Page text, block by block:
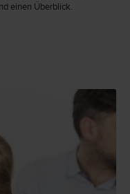
einen Überblick.